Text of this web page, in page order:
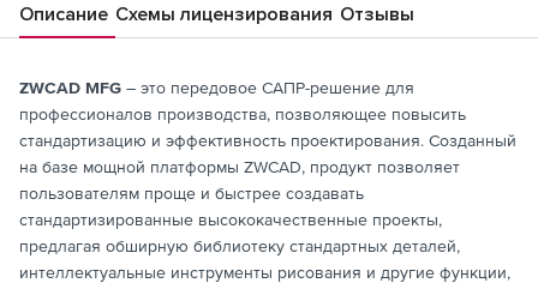
Описание Схемы лицензирования Отзывы
ZWCAD MFG – это передовое САПР-решение для
профессионалов производства, позволяющее повысить
стандартизацию и эффективность проектирования. Созданный
на базе мощной платформы ZWCAD, продукт позволяет
пользователям проще и быстрее создавать
стандартизированные высококачественные проекты,
предлагая обширную библиотеку стандартных деталей,
интеллектуальные инструменты рисования и другие функции,